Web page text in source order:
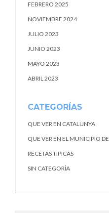
FEBRERO 2025
NOVIEMBRE 2024
JULIO 2023
JUNIO 2023
MAYO 2023
ABRIL 2023
CATEGORÍAS
QUE VER EN CATALUNYA
QUE VER EN EL MUNICIPIO DE
RECETAS TIPICAS
SIN CATEGORÍA